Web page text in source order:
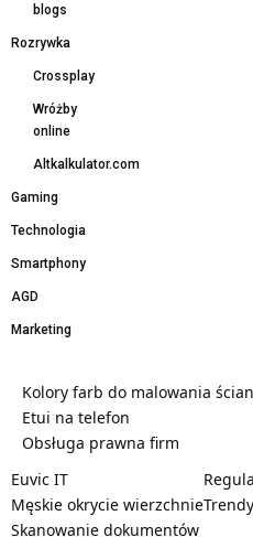
blogs
Rozrywka
Crossplay
Wróżby
online
Altkalkulator.com
Gaming
Technologia
Smartphony
AGD
Marketing
Kolory farb do malowania ścian
Etui na telefon
Obsługa prawna firm
Euvic IT
Męskie okrycie wierzchnie
Skanowanie dokumentów